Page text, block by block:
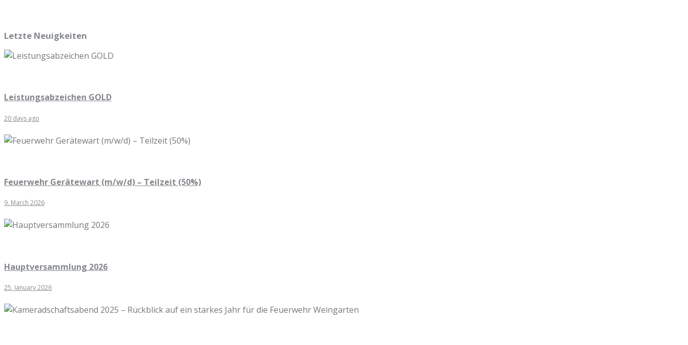
Letzte Neuigkeiten
Leistungsabzeichen GOLD
20 days ago
Feuerwehr Gerätewart (m/w/d) – Teilzeit (50%)
9. March 2026
Hauptversammlung 2026
25. January 2026